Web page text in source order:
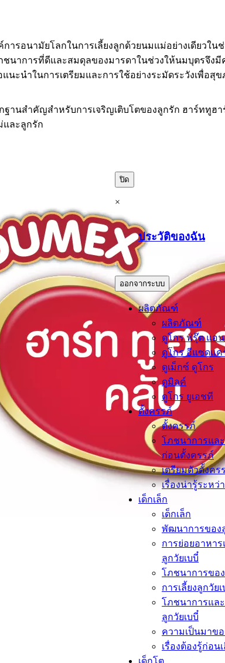
อนามัยโลกในการเลี้ยงลูกด้วยนมแม่อย่างเดียวใน
นาการที่ดีและสมดุลของมารดาในช่วงให้นมบุตรจึ
นำในการเตรียมและการใช้อย่างระมัดระวังเพื่อสุ
านสำคัญสำหรับการเจริญเติบโตของลูกรัก ฮาร์ททู
ละลูกรัก
ปิด
×
ประวัติของฉัน
.
ออกจากระบบ
ผลิตภัณฑ์
ผลิตภัณฑ์
ดูโกร ฟรุ๊ต แอน
ดูโกร อีแซดแค
ดูเม็กซ์ ดูโกร
ดูมิลค์
ดูโกร ยูเอชที
ตั้งครรภ์​
ตั้งครรภ์​
โภชนาการแล
ก่อนตั้งครรภ์
เตรียมตัวตั้งคร
เรื่องน่ารู้ระหว่
เด็กเล็ก​
เด็กเล็ก​
พัฒนาการของ
การย่อยอาหา
ลูกวัยเบบี๋
โภชนาการของ
การเลี้ยงลูกวัยเ
โภชนาการแล
ลูกวัยเบบี๋
ความเป็นมาข
เรื่องต้องรู้ก่อน